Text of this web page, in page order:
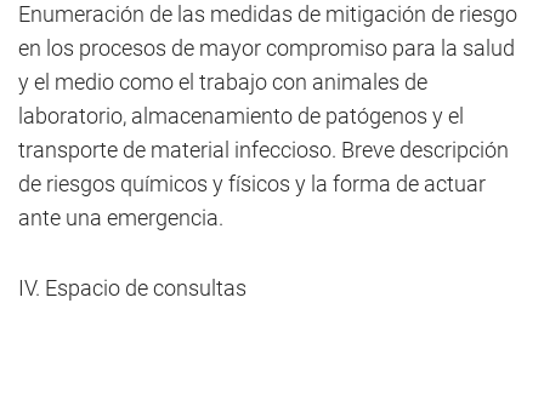
Enumeración de las medidas de mitigación de riesgo
en los procesos de mayor compromiso para la salud
y el medio como el trabajo con animales de
laboratorio, almacenamiento de patógenos y el
transporte de material infeccioso. Breve descripción
de riesgos químicos y físicos y la forma de actuar
ante una emergencia.
IV. Espacio de consultas